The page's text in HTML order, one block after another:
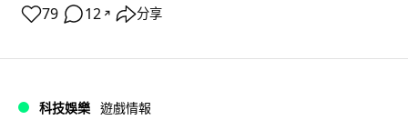
79 12 ↗ 分享
科技娛樂 遊戲情報